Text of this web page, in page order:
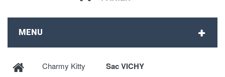
MENU
Charmy Kitty Sac VICHY